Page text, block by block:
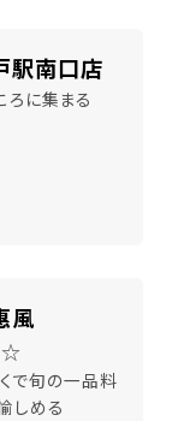
駅南口店
ろに集まる
風
☆
で旬の一品料
しめる